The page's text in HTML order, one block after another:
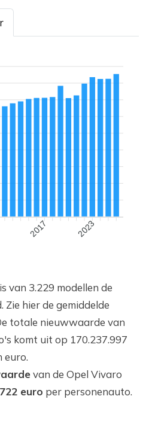
2017 2023
van 3.229 modellen de
hier de gemiddelde
totale nieuwwaarde van
komt uit op 170.237.997
euro.
van de Opel Vivaro
euro per personenauto.